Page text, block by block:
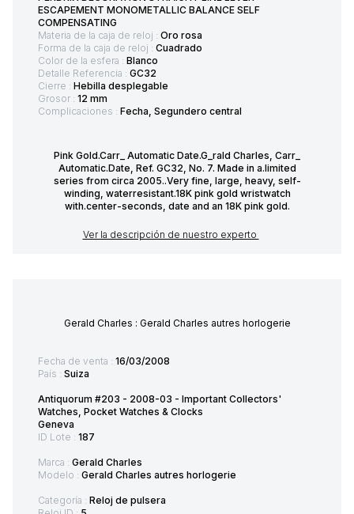
ESCAPEMENT MONOMETALLIC BALANCE SELF
COMPENSATING
Materia de la caja de reloj : Oro rosa
Forma de la caja de reloj : Cuadrado
Color de la esfera : Blanco
Detalle Referencia : GC32
Cierre : Hebilla desplegable
Grosor : 12 mm
Complicaciones : Fecha, Segundero central
Pink Gold.Carr_ Automatic Date.G_rald Charles, Carr_
Automatic.Date, Ref. GC32, No. 7. Made in a.limited
series from circa 2005..Very fine, large, heavy, self-
winding, waterresistant.18K pink gold wristwatch
with.center-seconds, date and an 18K pink gold.
Ver la descripción de nuestro experto
Gerald Charles : Gerald Charles autres horlogerie
Fecha de venta : 16/03/2008
País : Suiza
Antiquorum #203 - 2008-03 - Important Collectors'
Watches, Pocket Watches & Clocks
Geneva
ID Lote : 187
Marca : Gerald Charles
Modelo : Gerald Charles autres horlogerie
Categoría : Reloj de pulsera